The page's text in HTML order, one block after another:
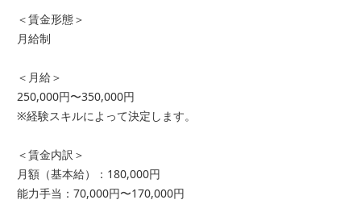
＜賃金形態＞
月給制
＜月給＞
250,000円〜350,000円
※経験スキルによって決定します。
＜賃金内訳＞
月額（基本給）：180,000円
能力手当：70,000円〜170,000円